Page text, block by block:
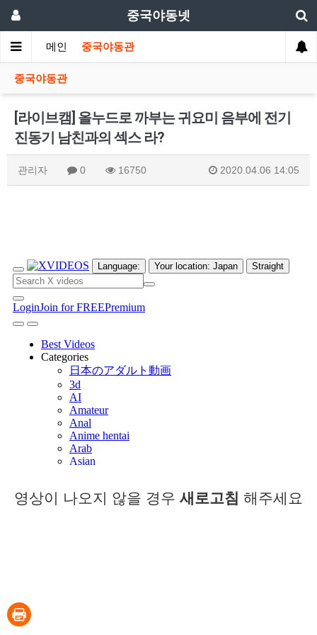
중국야동넷
메인 중국야동관
중국야동관
[라이브캠] 올누드로 까부는 귀요미 음부에 전기
진동기 남친과의 섹스 라?
관리자 0 16750 2020.04.06 14:05
영상이 나오지 않을 경우 새로고침 해주세요